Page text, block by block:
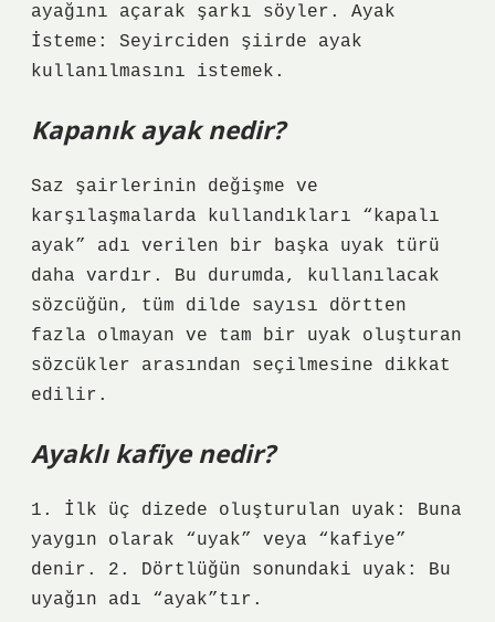
ayağını açarak şarkı söyler. Ayak
İsteme: Seyirciden şiirde ayak
kullanılmasını istemek.
Kapanık ayak nedir?
Saz şairlerinin değişme ve
karşılaşmalarda kullandıkları “kapalı
ayak” adı verilen bir başka uyak türü
daha vardır. Bu durumda, kullanılacak
sözcüğün, tüm dilde sayısı dörtten
fazla olmayan ve tam bir uyak oluşturan
sözcükler arasından seçilmesine dikkat
edilir.
Ayaklı kafiye nedir?
1. İlk üç dizede oluşturulan uyak: Buna
yaygın olarak “uyak” veya “kafiye”
denir. 2. Dörtlüğün sonundaki uyak: Bu
uyağın adı “ayak”tır.